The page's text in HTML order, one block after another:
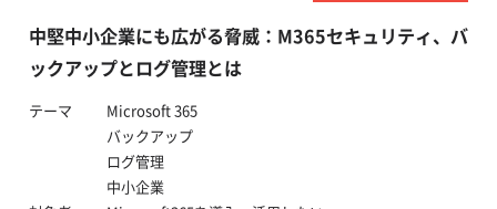
中堅中小企業にも広がる脅威：M365セキュリティ、バ
ックアップとログ管理とは
テーマ
Microsoft 365
バックアップ
ログ管理
中小企業